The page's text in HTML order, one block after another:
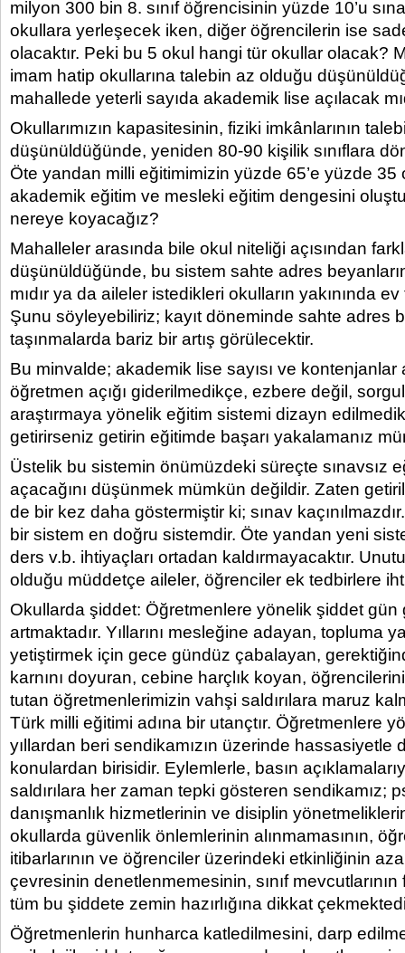
milyon 300 bin 8. sınıf öğrencisinin yüzde 10’u
okullara yerleşecek iken, diğer öğrencilerin ise
olacaktır. Peki bu 5 okul hangi tür okullar olacak?
imam hatip okullarına talebin az olduğu
mahallede yeterli sayıda akademik lise açılacak
Okullarımızın kapasitesinin, fiziki imkânlarının
düşünüldüğünde, yeniden 80-90 kişilik sınıflara
Öte yandan milli eğitimimizin yüzde 65’e yüzde 35
akademik eğitim ve mesleki eğitim dengesini
nereye koyacağız?
Mahalleler arasında bile okul niteliği açısından
düşünüldüğünde, bu sistem sahte adres
mıdır ya da aileler istedikleri okulların yakınında
Şunu söyleyebiliriz; kayıt döneminde sahte adres
taşınmalarda bariz bir artış görülecektir.
Bu minvalde; akademik lise sayısı ve kontenjanlar
öğretmen açığı giderilmedikçe, ezbere değil,
araştırmaya yönelik eğitim sistemi dizayn
getirirseniz getirin eğitimde başarı yakalamanız
Üstelik bu sistemin önümüzdeki süreçte sınavsız
açacağını düşünmek mümkün değildir. Zaten
de bir kez daha göstermiştir ki; sınav
bir sistem en doğru sistemdir. Öte yandan yeni
ders v.b. ihtiyaçları ortadan kaldırmayacaktır.
olduğu müddetçe aileler, öğrenciler ek tedbirlere
Okullarda şiddet: Öğretmenlere yönelik şiddet gün
artmaktadır. Yıllarını mesleğine adayan, topluma
yetiştirmek için gece gündüz çabalayan,
karnını doyuran, cebine harçlık koyan,
tutan öğretmenlerimizin vahşi saldırılara maruz
Türk milli eğitimi adına bir utançtır. Öğretmenlere
yıllardan beri sendikamızın üzerinde hassasiyetle
konulardan birisidir. Eylemlerle, basın
saldırılara her zaman tepki gösteren sendikamız;
danışmanlık hizmetlerinin ve disiplin
okullarda güvenlik önlemlerinin alınmamasının,
itibarlarının ve öğrenciler üzerindeki etkinliğinin
çevresinin denetlenmemesinin, sınıf mevcutlarının
tüm bu şiddete zemin hazırlığına dikkat
Öğretmenlerin hunharca katledilmesini, darp